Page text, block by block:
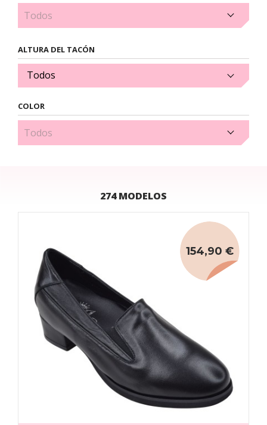
1cm (3)
ALTURA DEL TACÓN
Todos
COLOR
Amarillo (3)
274 MODELOS
154,90 €